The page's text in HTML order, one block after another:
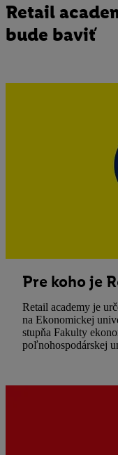
Retail
bude baviť
Pre koho je
Retail academy je
na Ekonomickej
stupňa Fakulty
poľnohospodárskej